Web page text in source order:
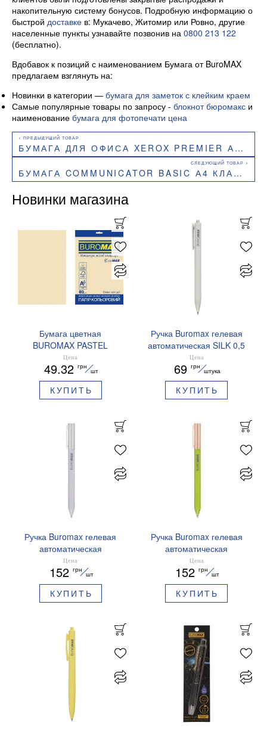
накопительную систему бонусов. Подробную информацию о
быстрой доставке в: Мукачево, Житомир или Ровно, другие
населенные пункты узнавайте позвонив на 0800 213 122
(бесплатно).
Вдобавок к позиций с наименованием Бумага от BuroMAX
предлагаем взглянуть на:
Новинки в категории — бумага для заметок с клейким краем
Самые популярные товары по запросу - блокнот бюромакс и
наименование бумага для фотопечати цена
БУМАГА ДЛЯ ОФИСА XEROX PREMIER А3 80 Г/М2 500 ЛИСТОВ КЛАСС A, A3.80.XEROX.PREMIER
БУМАГА COMMUNICATOR BASIC А4 КЛАСC C 80Г/М2 500 ЛИСТОВ CM.A4.80.BC
Новинки магазина
Бумага цветная
BUROMAX PASTEL
EUROMAX 20 арк А4 80 г/
мс BM.2721220E-08
Цена
49.32 грн
шт
КУПИТЬ
Ручка Buromax гелевая
автоматическая SILK 0,5
мм синие чернила
BM.83100
Цена
69 грн
штука
КУПИТЬ
Ручка Buromax гелевая
автоматическая
PRESTIGE SILVER 0,5 мм
синие чернила BM.83102
Цена
152 грн
шт
КУПИТЬ
Ручка Buromax гелевая
автоматическая
PRESTIGE GOLD 0,5 мм
синие чернила BM.83101
Цена
152 грн
шт
КУПИТЬ